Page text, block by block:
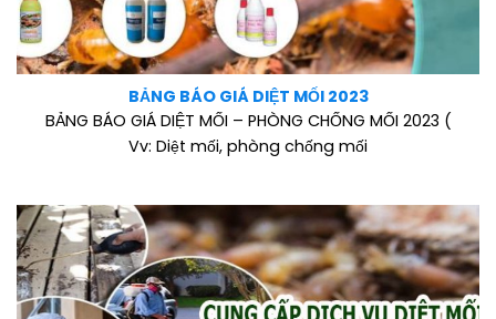
BẢNG BÁO GIÁ DIỆT MỐI 2023
BẢNG BÁO GIÁ DIỆT MỐI – PHÒNG CHỐNG MỐI 2023 (
Vv: Diệt mối, phòng chống mối